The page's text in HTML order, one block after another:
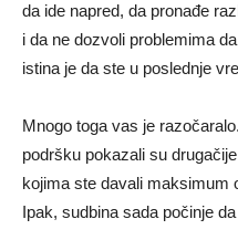
da ide napred, da pronađe
i da ne dozvoli problemima
istina je da ste u poslednje
Mnogo toga vas je
podršku pokazali su
kojima ste davali maksimum
Ipak, sudbina sada počinje